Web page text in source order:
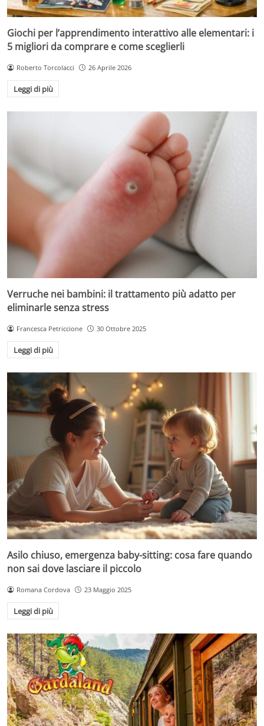
Giochi per l’apprendimento interattivo alle elementari: i
5 migliori da comprare e come sceglierli
Roberto Torcolacci 26 Aprile 2026
Leggi di più
Verruche nei bambini: il trattamento più adatto per
eliminarle senza stress
Francesca Petriccione 30 Ottobre 2025
Leggi di più
Asilo chiuso, emergenza baby-sitting: cosa fare quando
non sai dove lasciare il piccolo
Romana Cordova 23 Maggio 2025
Leggi di più